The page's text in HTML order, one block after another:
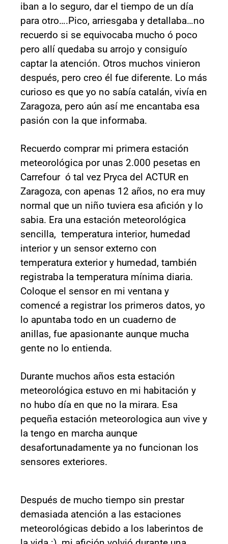
iban a lo seguro, dar el tiempo de un día
para otro….Pico, arriesgaba y detallaba…no
recuerdo si se equivocaba mucho ó poco
pero allí quedaba su arrojo y consiguío
captar la atención. Otros muchos vinieron
después, pero creo él fue diferente. Lo más
curioso es que yo no sabía catalán, vivía en
Zaragoza, pero aún así me encantaba esa
pasión con la que informaba.
Recuerdo comprar mi primera estación
meteorológica por unas 2.000 pesetas en
Carrefour ó tal vez Pryca del ACTUR en
Zaragoza, con apenas 12 años, no era muy
normal que un niño tuviera esa afición y lo
sabia. Era una estación meteorológica
sencilla, temperatura interior, humedad
interior y un sensor externo con
temperatura exterior y humedad, también
registraba la temperatura mínima diaria.
Coloque el sensor en mi ventana y
comencé a registrar los primeros datos, yo
lo apuntaba todo en un cuaderno de
anillas, fue apasionante aunque mucha
gente no lo entienda.
Durante muchos años esta estación
meteorológica estuvo en mi habitación y
no hubo día en que no la mirara. Esa
pequeña estación meteorologica aun vive y
la tengo en marcha aunque
desafortunadamente ya no funcionan los
sensores exteriores.
Después de mucho tiempo sin prestar
demasiada atención a las estaciones
meteorológicas debido a los laberintos de